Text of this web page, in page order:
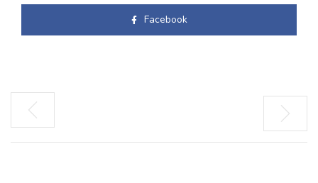
Facebook